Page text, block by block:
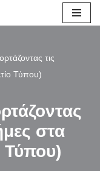
τις
Τύπου)
στα
Τύπου)